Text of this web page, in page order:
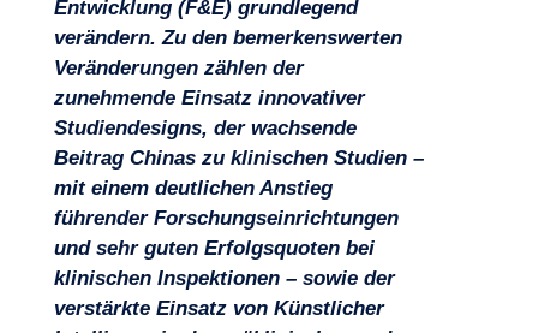
Entwicklung (F&E) grundlegend
verändern. Zu den bemerkenswerten
Veränderungen zählen der
zunehmende Einsatz innovativer
Studiendesigns, der wachsende
Beitrag Chinas zu klinischen Studien –
mit einem deutlichen Anstieg
führender Forschungseinrichtungen
und sehr guten Erfolgsquoten bei
klinischen Inspektionen – sowie der
verstärkte Einsatz von Künstlicher